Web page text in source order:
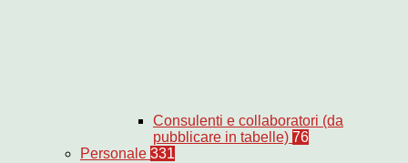
Consulenti e collaboratori (da
pubblicare in tabelle) 76
Personale 331